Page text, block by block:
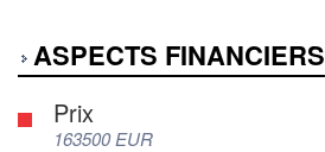
ASPECTS FINANCIERS
Prix
163500 EUR